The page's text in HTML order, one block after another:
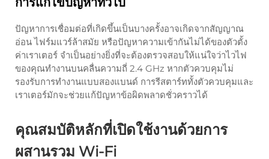
ปัญหาการเชื่อมต่อที่เกิดขึ้นเป็นบางครั้งอาจเกิดจากสัญญาณ
อ่อน ไฟร์มแวร์ล้าสมัย หรือปัญหาความเข้ากันไม่ได้ของตัวตั้ง
ค่าเราเตอร์ จำเป็นอย่างยิ่งที่จะต้องตรวจสอบให้แน่ใจว่าไวไฟ
ของคุณทำงานบนคลื่นความถี่ 2.4 GHz หากตัวควบคุมไม่
รองรับการทำงานแบบสองแบนด์ การรีสตาร์ททั้งตัวควบคุมและ
เราเตอร์มักจะช่วยแก้ปัญหาข้อผิดพลาดชั่วคราวได้
คุณสมบัติหลักที่เปิดใช้งานด้วยการ
ผสานรวม Wi-Fi